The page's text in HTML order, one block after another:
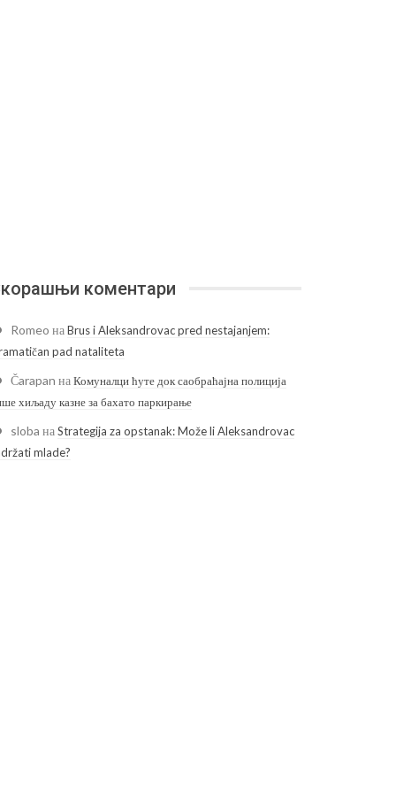
коментари
Romeo наBrus i Aleksandrovac pred nestajanjem:
pad nataliteta
Čarapan наКомуналци ћуте док саобраћајна полиција
хиљаду казне за бахато паркирање
sloba наStrategija za opstanak: Može li Aleksandrovac
mlade?